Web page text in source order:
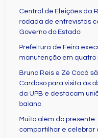
Central de Eleições da
rodada de entrevistas
Governo do Estado
Prefeitura de Feira
manutenção em quatro
Bruno Reis e Zé Cocá
Cardoso para visita às
da UPB e destacam
baiano
Muito além do
compartilhar e celebrar